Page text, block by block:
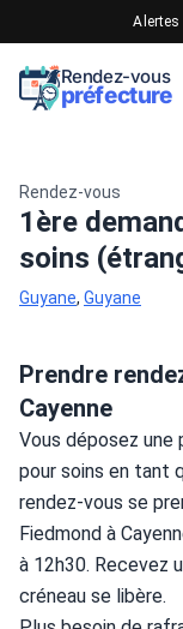
Rendez-vous
préfecture
Rendez-vous
1ère
soins
Guyane, Guyane
Prendre
Cayenne
Vous déposez une
pour soins en tant
rendez-vous se
Fiedmond à
à 12h30. Recevez
créneau se libère.